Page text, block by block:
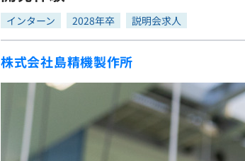
インタビュー
就活成功ガイド
リファレンス
個人向けプラン
法人向けプラン
学校向けプラン
インターン 2028年卒 説明会求人
株式会社島精機製作所